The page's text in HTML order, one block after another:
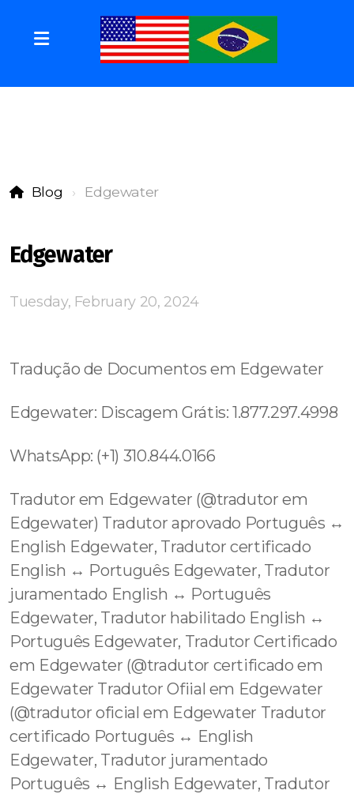
Blog Edgewater
Edgewater
Tuesday, February 20, 2024
Tradução de Documentos em Edgewater
Edgewater: Discagem Grátis: 1.877.297.4998
WhatsApp: (+1) 310.844.0166
Tradutor em Edgewater (@tradutor em
Edgewater) Tradutor aprovado Português ↔️
English Edgewater, Tradutor certificado
English ↔️ Português Edgewater, Tradutor
juramentado English ↔️ Português
Edgewater, Tradutor habilitado English ↔️
Português Edgewater, Tradutor Certificado
em Edgewater (@tradutor certificado em
Edgewater Tradutor Ofiial em Edgewater
(@tradutor oficial em Edgewater Tradutor
certificado Português ↔️ English
Edgewater, Tradutor juramentado
Português ↔️ English Edgewater, Tradutor